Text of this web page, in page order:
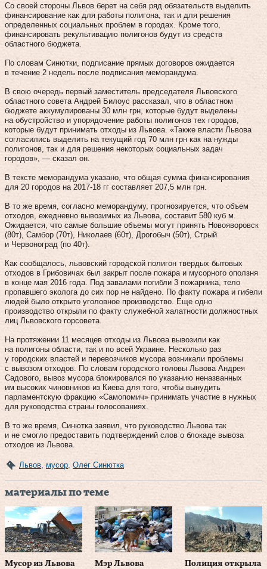
Со своей стороны Львов берет на себя ряд обязательств выделить
финансирование как для работы полигона, так и для решения
определенных социальных проблем в городах. Кроме того,
финансировать рекультивацию полигонов будут из средств
областного бюджета.
По словам Синютки, подписание прямых договоров ожидается
в течение 2 недель после подписания меморандума.
В свою очередь первый заместитель председателя Львовского
областного совета Андрей Билоус рассказал, что в областном
бюджете аккумулированы 30 млн грн, которые будут выделены
на обустройство и упорядочение работы полигонов тех городов,
которые будут принимать отходы из Львова. «Также власти Львова
согласились выделить на текущий год 70 млн грн как на нужды
полигонов, так и для решения некоторых социальных задач
городов», — сказал он.
В тексте меморандума указано, что общая сумма финансирования
для 20 городов на 2017-18 гг составляет 207,5 млн грн.
В то же время, согласно меморандуму, прогнозируется, что объем
отходов, ежедневно вывозимых из Львова, составит 580 куб м.
Ожидается, что самые большие объемы могут принять Новояворовск
(80т), Самбор (70т), Николаев (60т), Дрогобыч (50т), Стрый
и Червоноград (по 40т).
Как сообщалось, львовский городской полигон твердых бытовых
отходов в Грибовичах был закрыт после пожара и мусорного оползня
в конце мая 2016 года. Под завалами погибли 3 пожарника, тело
пропавшего эколога до сих пор не найдено. По факту пожара и гибели
людей было открыто уголовное производство. Еще одно
производство открыли по факту служебной халатности должностных
лиц Львовского горсовета.
На протяжении 11 месяцев отходы из Львова вывозили как
на полигоны области, так и по всей Украине. Несколько раз
у городских властей и перевозчиков мусора возникали проблемы
с вывозом отходов. По словам городского головы Львова Андрея
Садового, вывоз мусора блокировался по указанию неназванных
им высоких чиновников из Киева для того, чтобы вынудить
парламентскую фракцию «Самопомич» принимать участие в нужных
для руководства страны голосованиях.
В то же время, Синютка заявил, что руководство Львова так
и не смогло предоставить подтверждений слов о блокаде вывоза
отходов из Львова.
Львов мусор Олег Синютка
материалы по теме
Мусор из Львова
Мэр Львова
Полиция открыла